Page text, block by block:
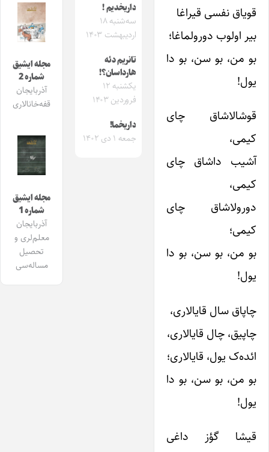
قویاق نفسی قیراغا
بیر اولوب دورولماغا؛
بو من، بو سن، بو دا
یول!
قوشالاشاق چای
کیمی،
آشیب داشاق چای
کیمی،
دورولاشاق چای
کیمی؛
بو من، بو سن، بو دا
یول!
چاپاق سال قایالاری،
چاپیق، چال قایالاری،
ائده‌ک یول، قایالاری؛
بو من، بو سن، بو دا
یول!
قیشا گؤز داغی
داریخدیم !
سه‌شنبه ۱۸
اردیبهشت ۱۴۰۳
تانریم دئه
هارداسان؟!
یکشنبه ۱۲
فروردین ۱۴۰۳
داریخما!
جمعه ۱ دی ۱۴۰۲
مجله ایشیق
شماره 2
آذربایجان
قفه‌خانالاری
مجله ایشیق
شماره 1
آذربایجان
معلم‌لری و
تحصیل
مساله‌سی